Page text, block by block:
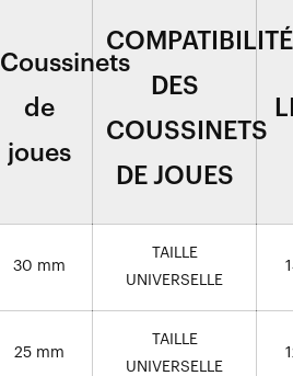
Coussinets
de
joues
COMPATIBILITÉ
DES
COUSSINETS
DE JOUES
30 mm
TAILLE
UNIVERSELLE
25 mm
TAILLE
UNIVERSELLE